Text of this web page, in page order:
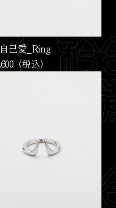
己愛_Ring
（税込）